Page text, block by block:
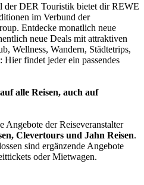
der DER Touristik bietet dir REWE
im Verbund der
Entdecke monatlich neue
neue Deals mit attraktiven
Wellness, Wandern, Städtetrips,
findet jeder ein passendes
alle Reisen, auch auf
Angebote der Reiseveranstalter
Clevertours und Jahn Reisen.
sind ergänzende Angebote
oder Mietwagen.